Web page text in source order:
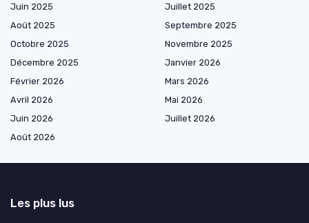
Juin 2025
Juillet 2025
Août 2025
Septembre 2025
Octobre 2025
Novembre 2025
Décembre 2025
Janvier 2026
Février 2026
Mars 2026
Avril 2026
Mai 2026
Juin 2026
Juillet 2026
Août 2026
Les plus lus